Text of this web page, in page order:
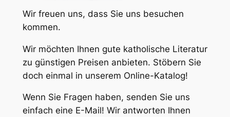
Wir freuen uns, dass Sie uns besuchen
kommen.
Wir möchten Ihnen gute katholische Literatur
zu günstigen Preisen anbieten. Stöbern Sie
doch einmal in unserem Online-Katalog!
Wenn Sie Fragen haben, senden Sie uns
einfach eine E-Mail! Wir antworten Ihnen